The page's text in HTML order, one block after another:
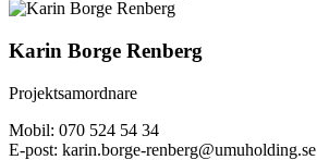
Karin Borge Renberg
Projektsamordnare
Mobil: 070 524 54 34
E-post: karin.borge-renberg@umuholding.se